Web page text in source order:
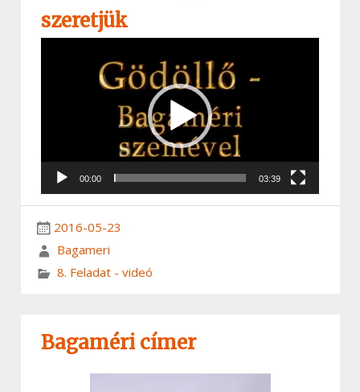
szeretjük
00:00 03:39
2016-05-23
Bagameri
8. Feladat - videó
Bagaméri címer